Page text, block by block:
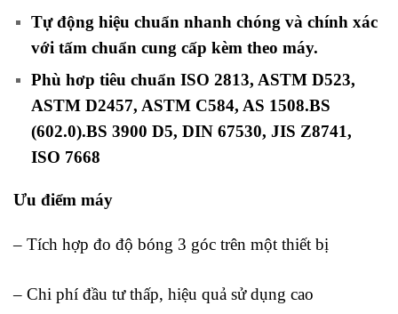
Tự động hiệu chuẩn nhanh chóng và chính xác
với tấm chuẩn cung cấp kèm theo máy.
Phù hơp tiêu chuẩn ISO 2813, ASTM D523,
ASTM D2457, ASTM C584, AS 1508.BS
(602.0).BS 3900 D5, DIN 67530, JIS Z8741,
ISO 7668
Ưu điểm máy
– Tích hợp đo độ bóng 3 góc trên một thiết bị
– Chi phí đầu tư thấp, hiệu quả sử dụng cao